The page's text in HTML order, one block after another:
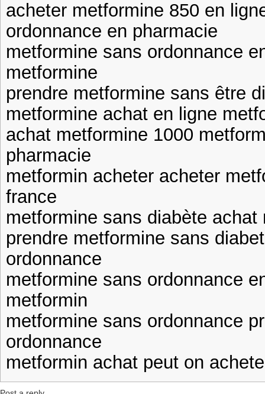
acheter metformine 850 en
ordonnance en pharmacie
metformine sans ordonnance
metformine
prendre metformine sans être
metformine achat en ligne
achat metformine 1000
pharmacie
metformin acheter acheter
france
metformine sans diabète achat
prendre metformine sans
ordonnance
metformine sans ordonnance
metformin
metformine sans ordonnance
ordonnance
metformin achat peut on